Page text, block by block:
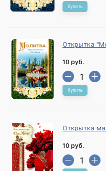
Купить
Открытка
10 руб.
Купить
Открытка
10 руб.